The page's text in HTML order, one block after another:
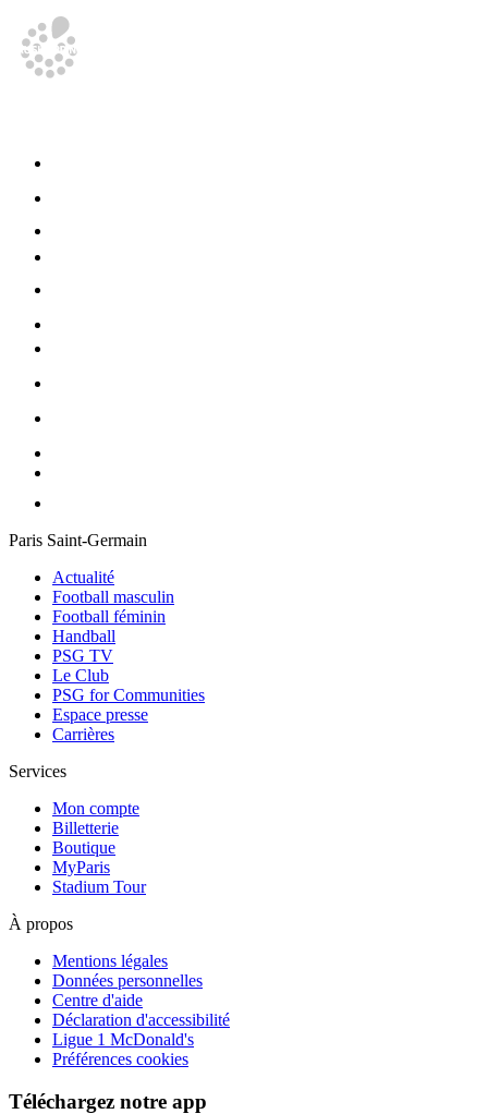
Paris Saint-Germain
Actualité
Football masculin
Football féminin
Handball
PSG TV
Le Club
PSG for Communities
Espace presse
Carrières
Services
Mon compte
Billetterie
Boutique
MyParis
Stadium Tour
À propos
Mentions légales
Données personnelles
Centre d'aide
Déclaration d'accessibilité
Ligue 1 McDonald's
Préférences cookies
Téléchargez notre app